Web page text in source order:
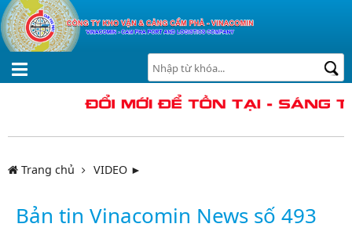
Trang chủ VIDEO ►
Bản tin Vinacomin News số 493